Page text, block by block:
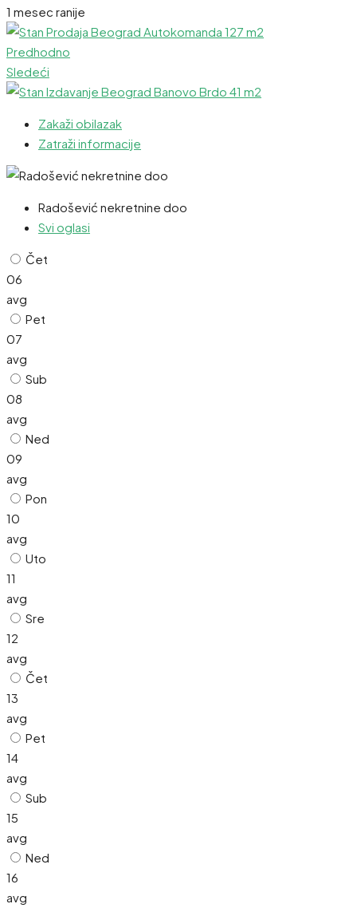
1 mesec ranije
Predhodno
Sledeći
Zakaži obilazak
Zatraži informacije
Radošević nekretnine doo
Svi oglasi
Čet
06
avg
Pet
07
avg
Sub
08
avg
Ned
09
avg
Pon
10
avg
Uto
11
avg
Sre
12
avg
Čet
13
avg
Pet
14
avg
Sub
15
avg
Ned
16
avg